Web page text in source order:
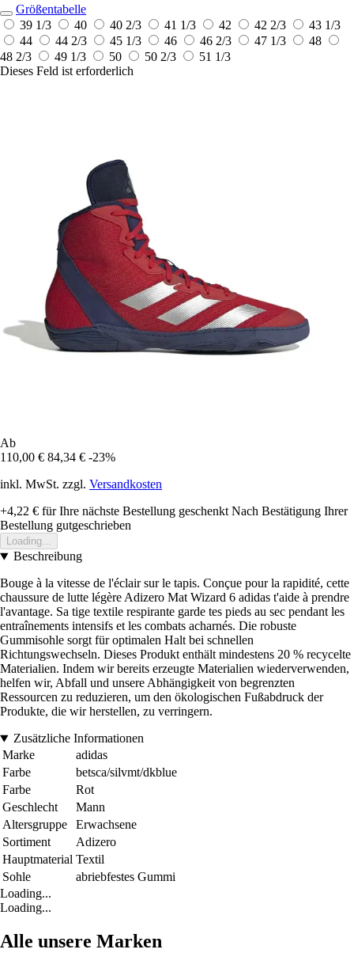
Größentabelle
39 1/3
40 40 2/3 41 1/3 42 42 2/3
43 1/3
44
44 2/3 45 1/3 46 46 2/3 47 1/3
48
48 2/3
49 1/3 50 50 2/3
51 1/3
Dieses Feld ist erforderlich
Ab
110,00 € 84,34 € -23%
inkl. MwSt. zzgl. Versandkosten
+4,22 € für Ihre nächste Bestellung geschenkt Nach Bestätigung Ihrer
Bestellung gutgeschrieben
Loading...
Beschreibung
Bouge à la vitesse de l'éclair sur le tapis. Conçue pour la rapidité, cette
chaussure de lutte légère Adizero Mat Wizard 6 adidas t'aide à prendre
l'avantage. Sa tige textile respirante garde tes pieds au sec pendant les
entraînements intensifs et les combats acharnés. Die robuste
Gummisohle sorgt für optimalen Halt bei schnellen
Richtungswechseln. Dieses Produkt enthält mindestens 20 % recycelte
Materialien. Indem wir bereits erzeugte Materialien wiederverwenden,
helfen wir, Abfall und unsere Abhängigkeit von begrenzten
Ressourcen zu reduzieren, um den ökologischen Fußabdruck der
Produkte, die wir herstellen, zu verringern.
Zusätzliche Informationen
Marke
adidas
Farbe
betsca/silvmt/dkblue
Farbe
Rot
Geschlecht
Mann
Altersgruppe
Erwachsene
Sortiment
Adizero
Hauptmaterial Textil
Sohle
abriebfestes Gummi
Loading...
Loading...
Alle unsere Marken